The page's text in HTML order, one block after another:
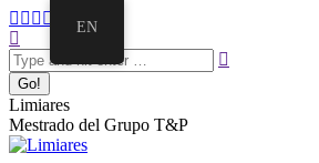
Skip
to
content
Facebook
opens
in
new
window
Twitter
opens
in
new
window
Mail
opens
in
new
window
Instagram
page
in
window
Linkedin
page
in
window
Search:
Limiares
Mestrado del Grupo T&P
EN